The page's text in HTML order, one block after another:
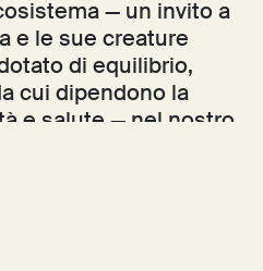
— un invito a
e le sue creature
di equilibrio,
cui dipendono la
e salute — nel nostro